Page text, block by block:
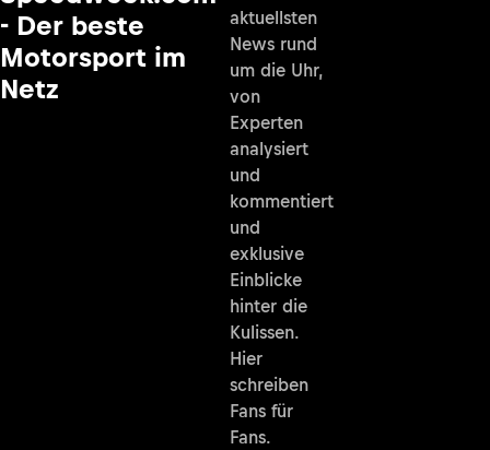
- Der beste
Motorsport im
Netz
aktuellsten
News rund
um die Uhr,
von
Experten
analysiert
und
kommentiert
und
exklusive
Einblicke
hinter die
Kulissen.
Hier
schreiben
Fans für
Fans.